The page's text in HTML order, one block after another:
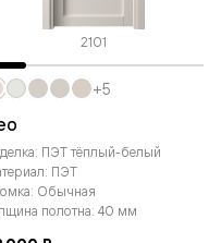
2101
ПЭТ тёплый-белый
ПЭТ
Обычная
полотна: 40 мм
+5